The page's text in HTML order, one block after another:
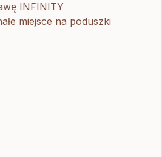
INFINITY
miejsce na poduszki